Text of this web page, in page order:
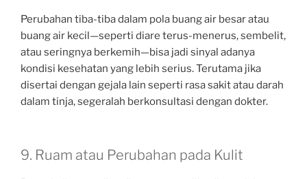
Perubahan tiba-tiba dalam pola buang air besar atau
buang air kecil—seperti diare terus-menerus, sembelit,
atau seringnya berkemih—bisa jadi sinyal adanya
kondisi kesehatan yang lebih serius. Terutama jika
disertai dengan gejala lain seperti rasa sakit atau darah
dalam tinja, segeralah berkonsultasi dengan dokter.
9. Ruam atau Perubahan pada Kulit